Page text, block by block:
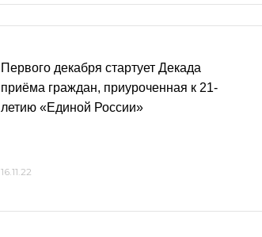
Первого декабря стартует Декада
приёма граждан, приуроченная к 21-
летию «Единой России»
16.11.22